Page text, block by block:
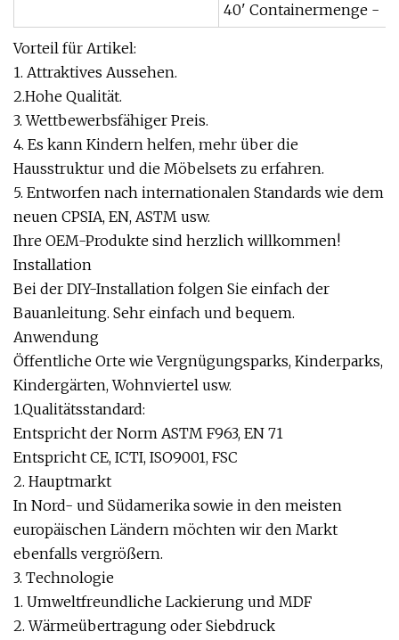
40' Containermenge -
Vorteil für Artikel:
1. Attraktives Aussehen.
2.Hohe Qualität.
3. Wettbewerbsfähiger Preis.
4. Es kann Kindern helfen, mehr über die
Hausstruktur und die Möbelsets zu erfahren.
5. Entworfen nach internationalen Standards wie dem
neuen CPSIA, EN, ASTM usw.
Ihre OEM-Produkte sind herzlich willkommen!
Installation
Bei der DIY-Installation folgen Sie einfach der
Bauanleitung. Sehr einfach und bequem.
Anwendung
Öffentliche Orte wie Vergnügungsparks, Kinderparks,
Kindergärten, Wohnviertel usw.
1.Qualitätsstandard:
Entspricht der Norm ASTM F963, EN 71
Entspricht CE, ICTI, ISO9001, FSC
2. Hauptmarkt
In Nord- und Südamerika sowie in den meisten
europäischen Ländern möchten wir den Markt
ebenfalls vergrößern.
3. Technologie
1. Umweltfreundliche Lackierung und MDF
2. Wärmeübertragung oder Siebdruck